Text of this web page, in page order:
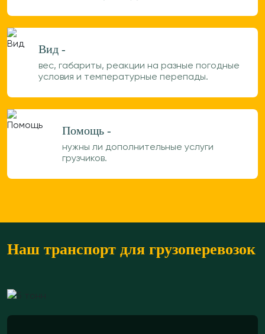
Вид -
вес, габариты, реакции на разные погодные
условия и температурные перепады.
Помощь -
нужны ли дополнительные услуги
грузчиков.
Наш транспорт для грузоперевозок